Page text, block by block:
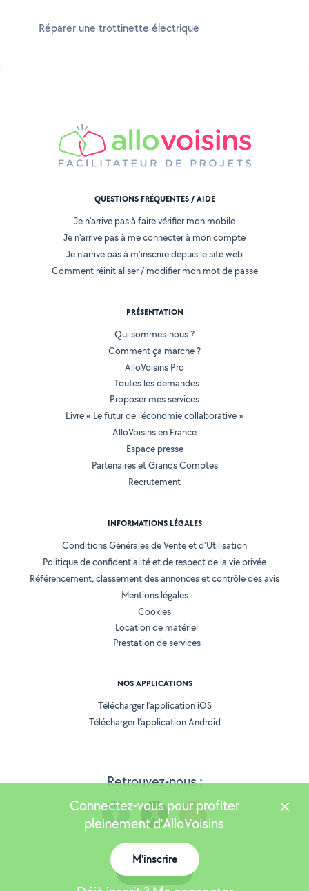
Réparer une trottinette électrique
Retrouvez-nous :
QUESTIONS FRÉQUENTES / AIDE
Je n'arrive pas à faire vérifier mon mobile
Je n'arrive pas à me connecter à mon compte
Je n'arrive pas à m'inscrire depuis le site web
Comment réinitialiser / modifier mon mot de passe
PRÉSENTATION
Qui sommes-nous ?
Comment ça marche ?
AlloVoisins Pro
Toutes les demandes
Proposer mes services
Livre « Le futur de l'économie collaborative »
AlloVoisins en France
Espace presse
Partenaires et Grands Comptes
Recrutement
INFORMATIONS LÉGALES
Conditions Générales de Vente et d'Utilisation
Politique de confidentialité et de respect de la vie privée
Référencement, classement des annonces et contrôle des avis
Mentions légales
Cookies
Location de matériel
Prestation de services
NOS APPLICATIONS
Télécharger l’application iOS
Télécharger l’application Android
Version 25.5.3
Connectez-vous pour profiter
pleinement d'AlloVoisins
M'inscrire